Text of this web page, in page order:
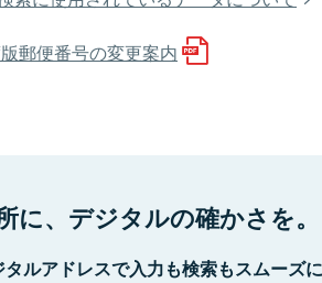
郵便番号の変更案内
に、デジタルの確かさを。
タルアドレスで入力も検索もスムーズ